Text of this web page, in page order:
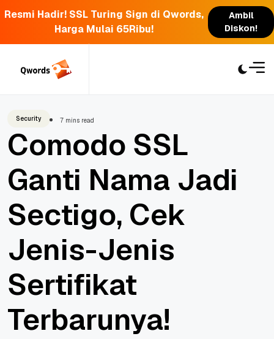
Resmi Hadir! SSL Turing Sign di Qwords,
Harga Mulai 65Ribu!
Ambil
Diskon!
Security 7 mins read
Comodo SSL
Ganti Nama Jadi
Sectigo, Cek
Jenis-Jenis
Sertifikat
Terbarunya!